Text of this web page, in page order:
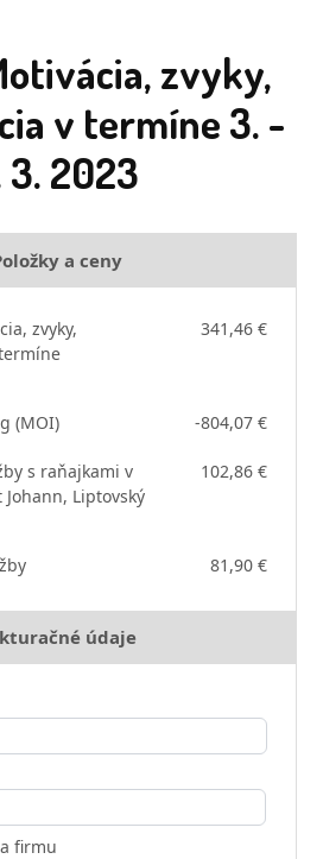
zvyky,
v termíne 3. -
3. 2023
a ceny
zvyky,
341,46 €
(MOI) -804,07 €
s raňajkami v
Liptovský
102,86 €
81,90 €
údaje
firmu